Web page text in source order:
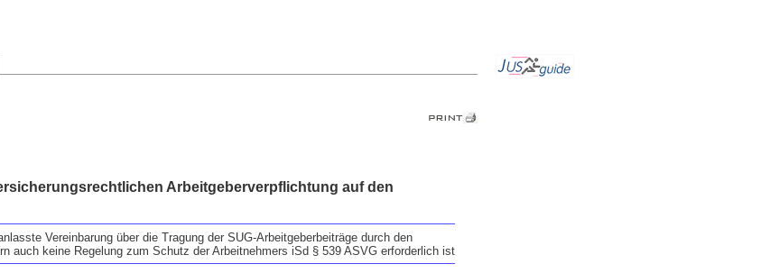
Arbeitgeberverpflichtung auf den
Vereinbarung über die Tragung der SUG-Arbeitgeberbeiträge durch den
auch keine Regelung zum Schutz der Arbeitnehmers iSd § 539 ASVG erforderlich ist